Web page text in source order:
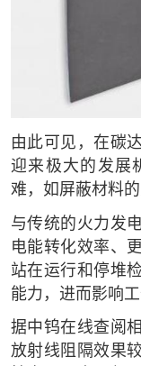
由此可见，在碳
迎来极大的发展
难，如屏蔽材料的
与传统的火力发
电能转化效率、
站在运行和停堆
能力，进而影响
据中钨在线查阅
放射线阻隔效果